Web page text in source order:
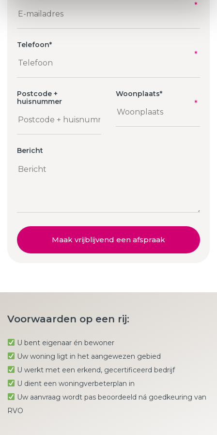
Telefoon*
Postcode +
huisnummer
Woonplaats*
Bericht
Maak vrijblijvend een afspraak
Voorwaarden op een rij:
U bent eigenaar én bewoner
Uw woning ligt in het aangewezen gebied
U werkt met een erkend, gecertificeerd bedrijf
U dient een woningverbeterplan in
Uw aanvraag wordt pas beoordeeld ná goedkeuring van
RVO